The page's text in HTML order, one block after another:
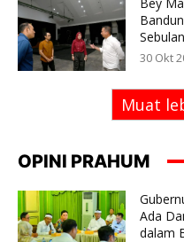
Bey
Sebulan
30 Okt
Muat
OPINI PRAHUM
Ada
dalam